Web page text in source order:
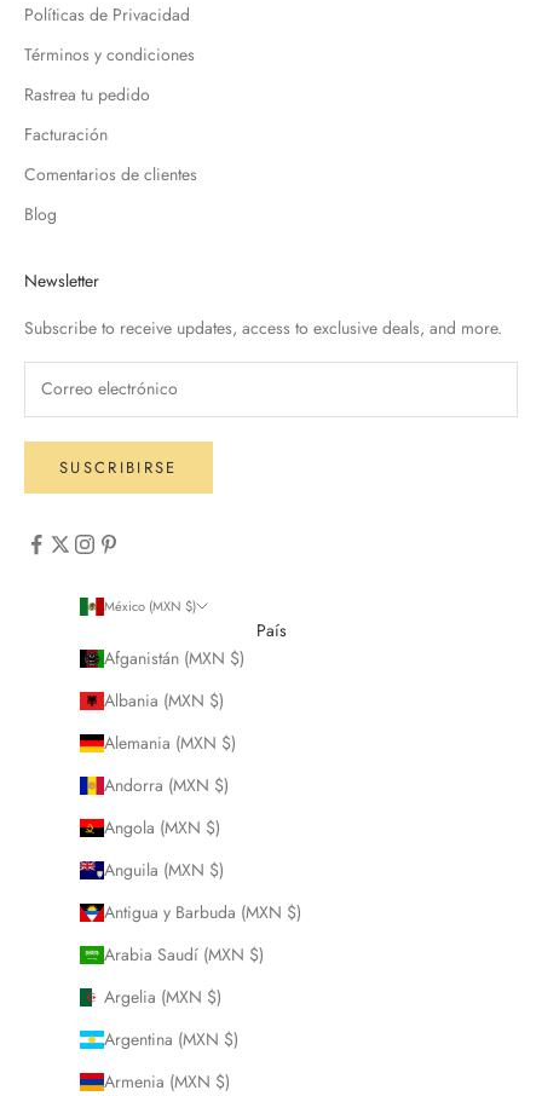
Políticas de Privacidad
Términos y condiciones
Rastrea tu pedido
Facturación
Comentarios de clientes
Blog
Newsletter
Subscribe to receive updates, access to exclusive deals, and more.
SUSCRIBIRSE
México (MXN $)
País
Afganistán (MXN $)
Albania (MXN $)
Alemania (MXN $)
Andorra (MXN $)
Angola (MXN $)
Anguila (MXN $)
Antigua y Barbuda (MXN $)
Arabia Saudí (MXN $)
Argelia (MXN $)
Argentina (MXN $)
Armenia (MXN $)